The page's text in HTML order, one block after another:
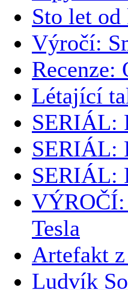
Sto let
Výročí:
Recenze:
Létající
SERIÁL:
SERIÁL:
SERIÁL:
VÝROČÍ:
Tesla
Artefakt
Ludvík